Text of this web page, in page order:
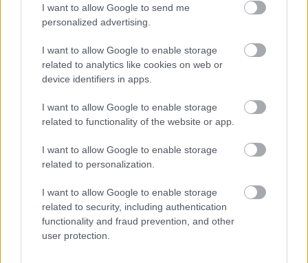
I want to allow Google to send me
personalized advertising.
I want to allow Google to enable storage
related to analytics like cookies on web or
device identifiers in apps.
I want to allow Google to enable storage
related to functionality of the website or app.
I want to allow Google to enable storage
related to personalization.
I want to allow Google to enable storage
related to security, including authentication
functionality and fraud prevention, and other
user protection.
Biele tehlové steny diktujú celkovú atmosféru
interiéru. Prerobený dom na vidieku vyniká
množstvom svetla